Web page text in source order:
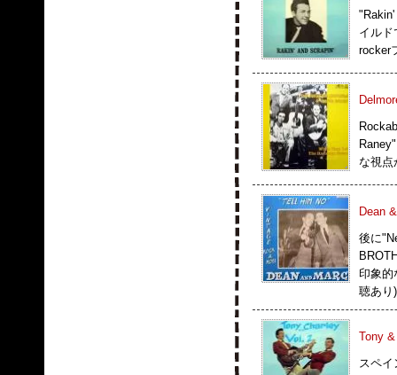
イルド
rocker
な視点
Dean
後に
印象的
聴あり)
Tony
スペイ